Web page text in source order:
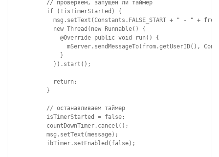
        // проверяем, запущен ли таймер
        if (!isTimerStarted) {
msg.setText(Constants.FALSE_START + " - " +
          new Thread(new Runnable() {
            @Override public void run() {
mServer.sendMessageTo(from.getUserID(),
            }
          }).start();
          return;
        }
        // останавливаем таймер
        isTimerStarted = false;
        countDownTimer.cancel();
        msg.setText(message);
        ibTimer.setEnabled(false);